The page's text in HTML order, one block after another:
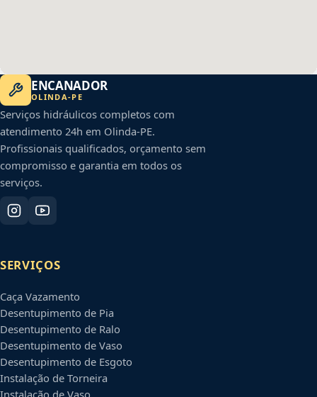
ENCANADOR
OLINDA-PE
Serviços hidráulicos completos com
atendimento 24h em Olinda-PE.
Profissionais qualificados, orçamento sem
compromisso e garantia em todos os
serviços.
SERVIÇOS
Caça Vazamento
Desentupimento de Pia
Desentupimento de Ralo
Desentupimento de Vaso
Desentupimento de Esgoto
Instalação de Torneira
Instalação de Vaso